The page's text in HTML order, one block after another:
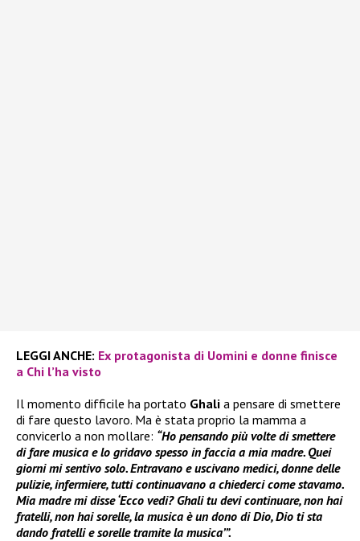
LEGGI ANCHE: Ex protagonista di Uomini e donne finisce
a Chi l’ha visto
Il momento difficile ha portato Ghali a pensare di smettere
di fare questo lavoro. Ma è stata proprio la mamma a
convicerlo a non mollare: “Ho pensando più volte di smettere
di fare musica e lo gridavo spesso in faccia a mia madre. Quei
giorni mi sentivo solo. Entravano e uscivano medici, donne delle
pulizie, infermiere, tutti continuavano a chiederci come stavamo.
Mia madre mi disse ‘Ecco vedi? Ghali tu devi continuare, non hai
fratelli, non hai sorelle, la musica è un dono di Dio, Dio ti sta
dando fratelli e sorelle tramite la musica’”.